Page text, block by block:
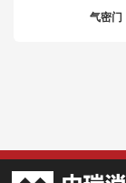
气密门